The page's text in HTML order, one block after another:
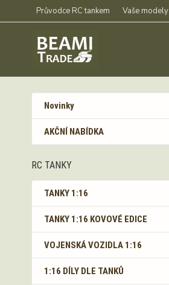
Průvodce RC tankem Vaše modely
Novinky
AKČNÍ NABÍDKA
RC TANKY
TANKY 1:16
TANKY 1:16 KOVOVÉ EDICE
VOJENSKÁ VOZIDLA 1:16
1:16 DÍLY DLE TANKŮ